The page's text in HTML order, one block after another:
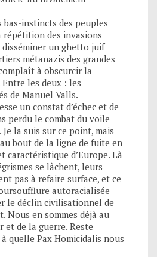
bas-instincts des peuples
répétition des invasions
disséminer un ghetto juif
métanazis des grandes
à obscurcir la
les deux : les
de Manuel Valls.
un constat d’échec et de
perdu le combat du voile
Je la suis sur ce point, mais
bout de la ligne de fuite en
caractéristique d’Europe. Là
se lâchent, leurs
pas à refaire surface, et ce
autoracialisée
le déclin civilisationnel de
Nous en sommes déjà au
et de la guerre. Reste
quelle Pax Homicidalis nous